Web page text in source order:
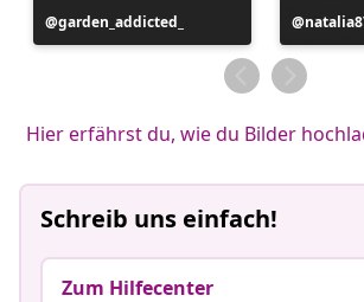
Beitrag
veröffentlicht
garden_addicted_
Beitrag
von
Hier erfährst du, wie du Bilder
Schreib uns einfach!
Zum Hilfecenter